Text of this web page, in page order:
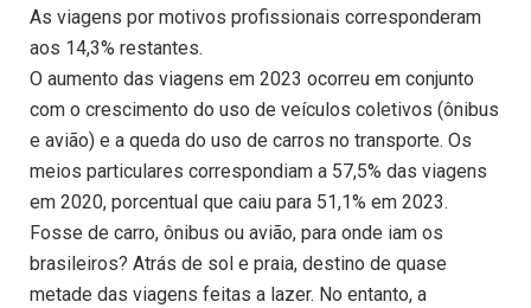
As viagens por motivos profissionais corresponderam
aos 14,3% restantes.
O aumento das viagens em 2023 ocorreu em conjunto
com o crescimento do uso de veículos coletivos (ônibus
e avião) e a queda do uso de carros no transporte. Os
meios particulares correspondiam a 57,5% das viagens
em 2020, porcentual que caiu para 51,1% em 2023.
Fosse de carro, ônibus ou avião, para onde iam os
brasileiros? Atrás de sol e praia, destino de quase
metade das viagens feitas a lazer. No entanto, a